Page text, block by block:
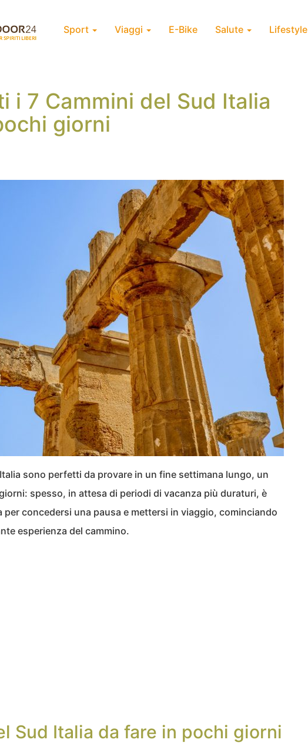
Sport Viaggi E-Bike Salute Lifestyle
i 7 Cammini del Sud Italia
giorni
sono perfetti da provare in un fine settimana lungo, un
spesso, in attesa di periodi di vacanza più duraturi, è
per concedersi una pausa e mettersi in viaggio, cominciando
esperienza del cammino.
Sud Italia da fare in pochi giorni